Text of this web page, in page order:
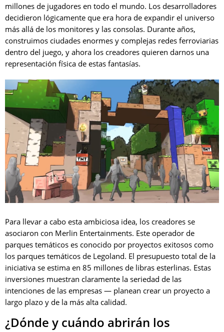
millones de jugadores en todo el mundo. Los desarrolladores
decidieron lógicamente que era hora de expandir el universo
más allá de los monitores y las consolas. Durante años,
construimos ciudades enormes y complejas redes ferroviarias
dentro del juego, y ahora los creadores quieren darnos una
representación física de estas fantasías.
Para llevar a cabo esta ambiciosa idea, los creadores se
asociaron con Merlin Entertainments. Este operador de
parques temáticos es conocido por proyectos exitosos como
los parques temáticos de Legoland. El presupuesto total de la
iniciativa se estima en 85 millones de libras esterlinas. Estas
inversiones muestran claramente la seriedad de las
intenciones de las empresas — planean crear un proyecto a
largo plazo y de la más alta calidad.
¿Dónde y cuándo abrirán los